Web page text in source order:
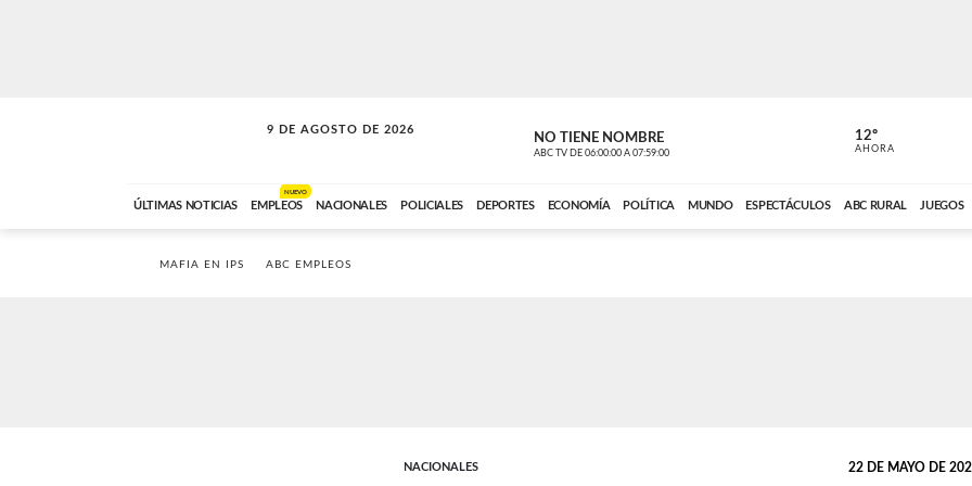
9 DE AGOSTO DE 2026
SOLO MÚSICA NO TIENE NOMBRE
ABC TV DE 06:00:00 A 07:59:00 ABC CARDINAL
12º
AHORA
ÚLTIMAS NOTICIAS EMPLEOS
NUEVO
NACIONALES POLICIALES DEPORTES ECONOMÍA POLÍTICA MUNDO ESPECTÁCULOS ABC RURAL JUEGOS
MAFIA EN IPS ABC EMPLEOS
NACIONALES 22 DE MAYO DE